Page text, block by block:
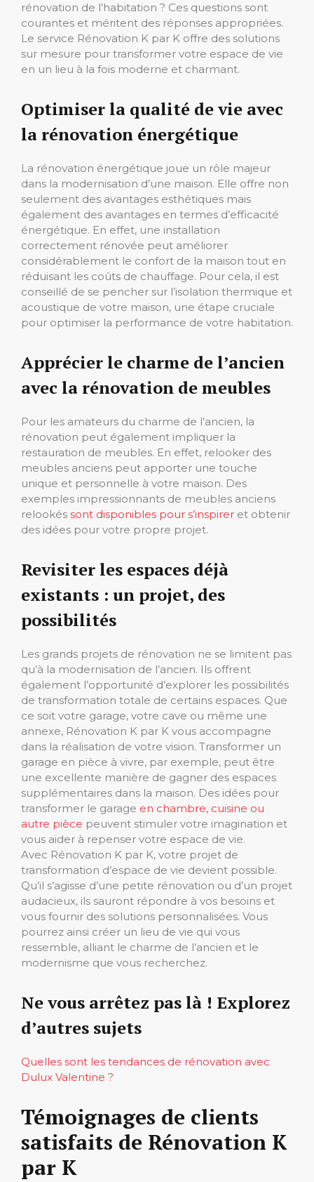
rénovation de l’habitation ? Ces questions sont
courantes et méritent des réponses appropriées.
Le service Rénovation K par K offre des solutions
sur mesure pour transformer votre espace de vie
en un lieu à la fois moderne et charmant.
Optimiser la qualité de vie avec
la rénovation énergétique
La rénovation énergétique joue un rôle majeur
dans la modernisation d’une maison. Elle offre non
seulement des avantages esthétiques mais
également des avantages en termes d’efficacité
énergétique. En effet, une installation
correctement rénovée peut améliorer
considérablement le confort de la maison tout en
réduisant les coûts de chauffage. Pour cela, il est
conseillé de se pencher sur l’isolation thermique et
acoustique de votre maison, une étape cruciale
pour optimiser la performance de votre habitation.
Apprécier le charme de l’ancien
avec la rénovation de meubles
Pour les amateurs du charme de l’ancien, la
rénovation peut également impliquer la
restauration de meubles. En effet, relooker des
meubles anciens peut apporter une touche
unique et personnelle à votre maison. Des
exemples impressionnants de meubles anciens
relookés sont disponibles pour s’inspirer et obtenir
des idées pour votre propre projet.
Revisiter les espaces déjà
existants : un projet, des
possibilités
Les grands projets de rénovation ne se limitent pas
qu’à la modernisation de l’ancien. Ils offrent
également l’opportunité d’explorer les possibilités
de transformation totale de certains espaces. Que
ce soit votre garage, votre cave ou même une
annexe, Rénovation K par K vous accompagne
dans la réalisation de votre vision. Transformer un
garage en pièce à vivre, par exemple, peut être
une excellente manière de gagner des espaces
supplémentaires dans la maison. Des idées pour
transformer le garage en chambre, cuisine ou
autre pièce peuvent stimuler votre imagination et
vous aider à repenser votre espace de vie.
Avec Rénovation K par K, votre projet de
transformation d’espace de vie devient possible.
Qu’il s’agisse d’une petite rénovation ou d’un projet
audacieux, ils sauront répondre à vos besoins et
vous fournir des solutions personnalisées. Vous
pourrez ainsi créer un lieu de vie qui vous
ressemble, alliant le charme de l’ancien et le
modernisme que vous recherchez.
Ne vous arrêtez pas là ! Explorez
d’autres sujets
Quelles sont les tendances de rénovation avec
Dulux Valentine ?
Témoignages de clients
satisfaits de Rénovation K
par K